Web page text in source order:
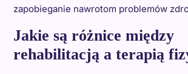
zapobieganie nawrotom problemów
Jakie są różnice między
rehabilitacją a terapią